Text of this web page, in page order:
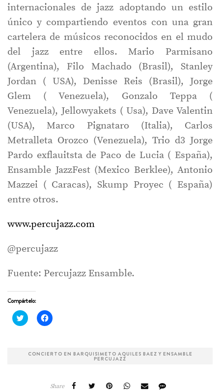
internacionales de jazz adoptando un estilo
único y compartiendo eventos con una gran
cartelera de músicos reconocidos en el mudo
del jazz entre ellos. Mario Parmisano
(Argentina), Filo Machado (Brasil), Stanley
Jordan ( USA), Denisse Reis (Brasil), Jorge
Glem ( Venezuela), Gonzalo Teppa (
Venezuela), Jellowyakets ( Usa), Dave Valentin
(USA), Marco Pignataro (Italia), Carlos
Metralleta Orozco (Venezuela), Trio d3 Jorge
Pardo exflauitsta de Paco de Lucia ( España),
Ensamble JazzFest (Mexico Berklee), Antonio
Mazzei ( Caracas), Skump Proyec ( España)
entre otros.
www.percujazz.com
@percujazz
Fuente: Percujazz Ensamble.
Compártelo:
Haz
clic
(Se
Haz
clic
(Se
nueva)
CONCIERTO EN BARQUISIMETO AQUILES BAEZ Y ENSAMBLE
PERCUJAZZ
Share